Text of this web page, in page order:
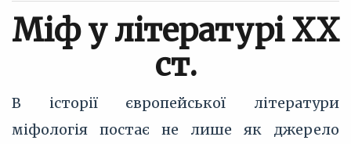
Міф у літературі ХХ
ст.
В історії європейської літератури
міфологія постає не лише як джерело